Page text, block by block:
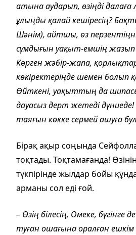
атына аударып, өзіңді
ұлыңды қалай кешіресің?
Шәнім), айтшы, өз
сұмдығын уақыт-емшің жазып
Көрген жәбір-жапа,
көкіректеріңде шемен
Өйткені, уақыттың да
дауасыз дерт жетеді
таяғын көкке сермей ашуға
Бірақ ақыр соңында
тоқтады. Тоқтамағанда!
түкпірінде жылдар бойы
арманы сол еді ғой.
– Өзің білесің, Омеке, бүгінге
туған ошағына оралған ешкім